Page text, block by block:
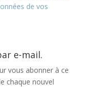
de vos
e-mail.
vous abonner à ce
chaque nouvel